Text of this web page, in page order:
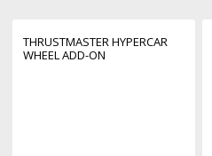
THRUSTMASTER HYPERCAR
WHEEL ADD-ON